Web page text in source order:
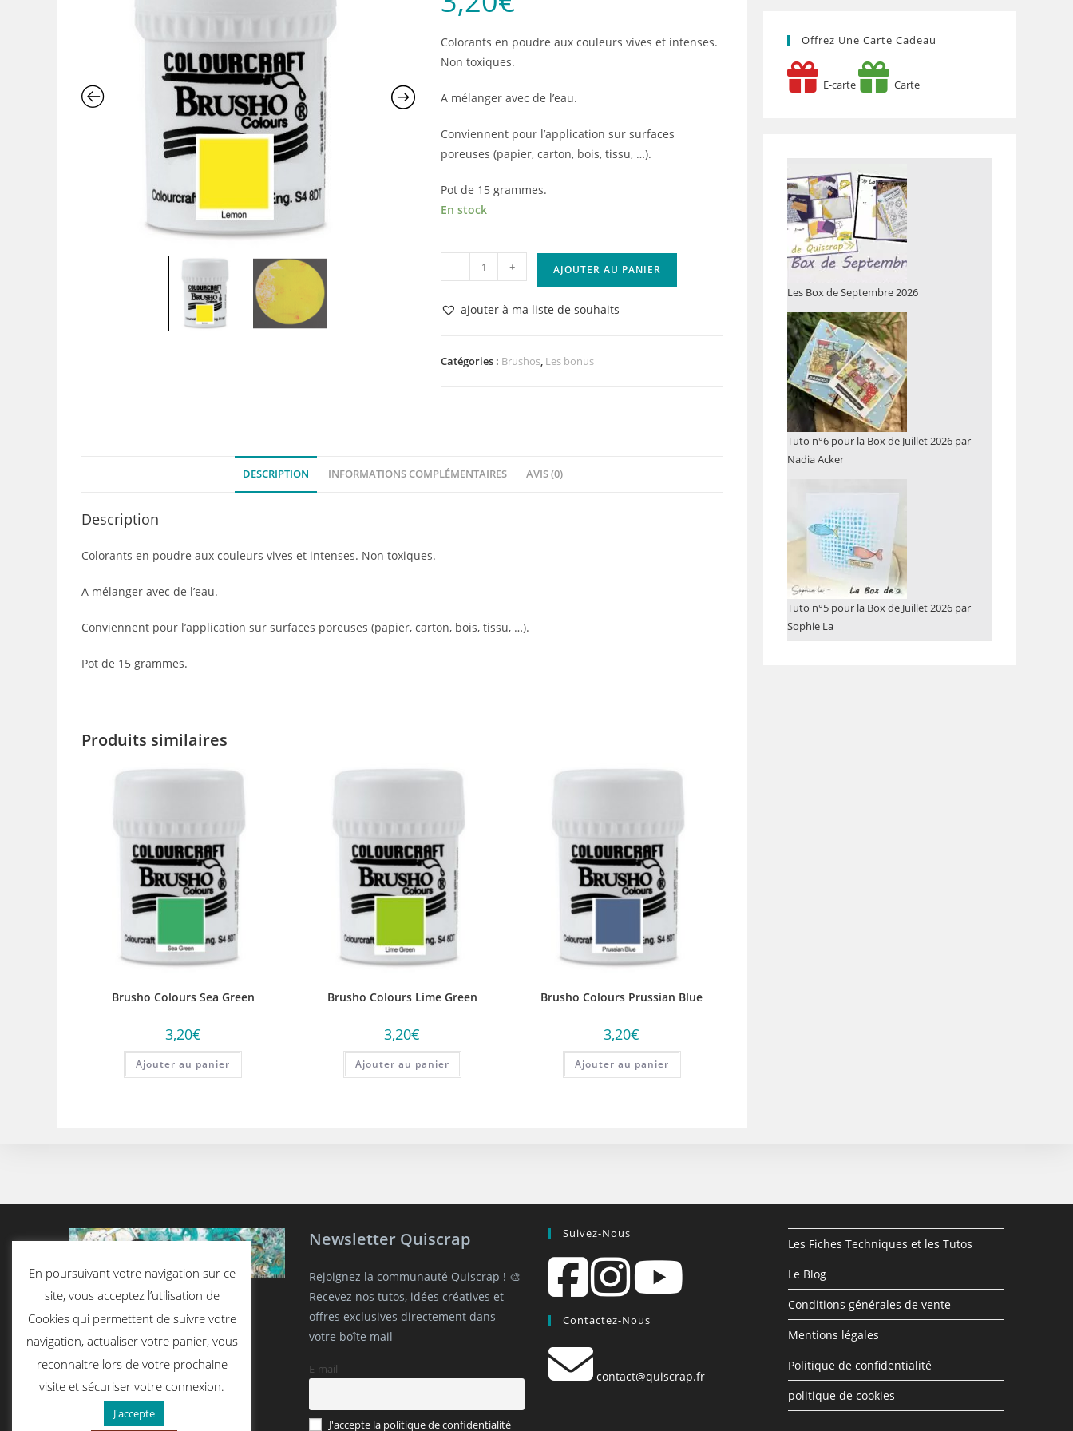
Colorants en poudre aux couleurs vives et intenses.
Non toxiques.
A mélanger avec de l’eau.
Conviennent pour l’application sur surfaces
poreuses (papier, carton, bois, tissu, …).
Pot de 15 grammes.
En stock
quantité
de
Brusho
Colours
- + AJOUTER AU PANIER
ajouter à ma liste de souhaits
Catégories : Brushos, Les bonus
DESCRIPTION INFORMATIONS COMPLÉMENTAIRES AVIS (0)
Description
Colorants en poudre aux couleurs vives et intenses. Non toxiques.
A mélanger avec de l’eau.
Conviennent pour l’application sur surfaces poreuses (papier, carton, bois, tissu, …).
Pot de 15 grammes.
Produits similaires
Brusho Colours Sea Green
3,20€
Ajouter au panier
Brusho Colours Lime Green
3,20€
Ajouter au panier
Brusho Colours Prussian Blue
3,20€
Ajouter au panier
Offrez Une Carte Cadeau
E-carte Carte
Les Box de Septembre 2026
Tuto n°6 pour la Box de Juillet 2026 par
Nadia Acker
Tuto n°5 pour la Box de Juillet 2026 par
Sophie La
Newsletter Quiscrap
Rejoignez la communauté Quiscrap ! 🎨
Recevez nos tutos, idées créatives et
offres exclusives directement dans
votre boîte mail
E-mail
J'accepte la politique de confidentialité
Suivez-Nous
Contactez-Nous
contact@quiscrap.fr
Les Fiches Techniques et les Tutos
Le Blog
Conditions générales de vente
Mentions légales
Politique de confidentialité
politique de cookies
En poursuivant votre navigation sur ce
site, vous acceptez l’utilisation de
Cookies qui permettent de suivre votre
navigation, actualiser votre panier, vous
reconnaitre lors de votre prochaine
visite et sécuriser votre connexion.
J'accepte